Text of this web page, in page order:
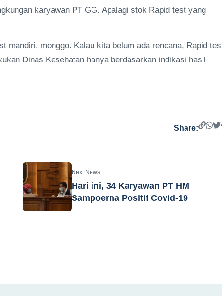
karyawan PT GG. Apalagi stok Rapid test yang
mandiri, monggo. Kalau kita belum ada rencana, Rapid
Dinas Kesehatan hanya berdasarkan indikasi hasil
Share:
Next News
Hari ini, 34 Karyawan PT HM
Sampoerna Positif Covid-19